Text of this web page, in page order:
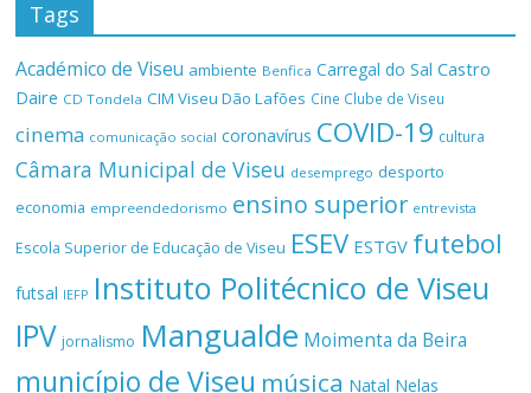
Tags
Académico de Viseu ambiente Benfica Carregal do Sal Castro
Daire CD Tondela CIM Viseu Dão Lafões Cine Clube de Viseu
cinema comunicação social coronavírus COVID-19 cultura
Câmara Municipal de Viseu desemprego desporto
economia empreendedorismo ensino superior entrevista
Escola Superior de Educação de Viseu ESEV ESTGV futebol
futsal IEFP Instituto Politécnico de Viseu
IPV jornalismo Mangualde Moimenta da Beira
município de Viseu música Natal Nelas